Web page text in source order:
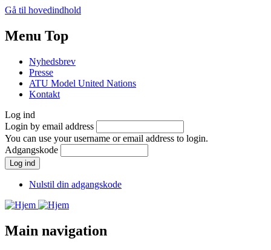
Gå til hovedindhold
Menu Top
Nyhedsbrev
Presse
ATU Model United Nations
Kontakt
Log ind
Login by email address
You can use your username or email address to login.
Adgangskode
Nulstil din adgangskode
Main navigation